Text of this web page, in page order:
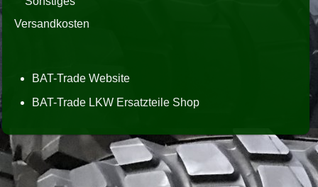
Versandkosten
BAT-Trade Website
BAT-Trade LKW Ersatzteile Shop